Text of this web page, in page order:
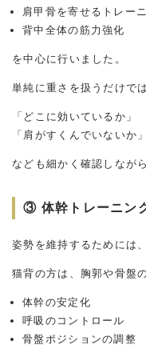
肩甲骨を寄せるトレー
背中全体の筋力強化
を中心に行いました。
単純に重さを扱うだけで
「どこに効いているか」
「肩がすくんでいないか」
なども細かく確認しなが
③ 体幹トレーニン
姿勢を維持するためには
猫背の方は、胸郭や骨盤
体幹の安定化
呼吸のコントロール
骨盤ポジションの調整